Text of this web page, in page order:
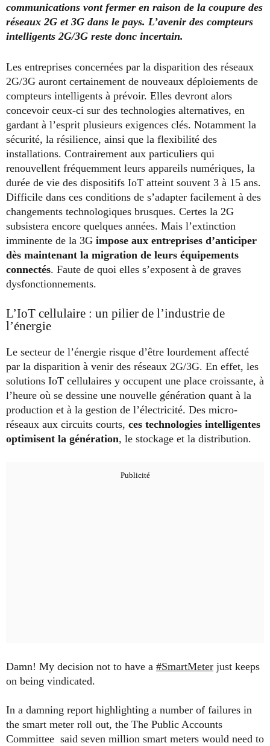
communications vont fermer en raison de la coupure des
réseaux 2G et 3G dans le pays. L’avenir des compteurs
intelligents 2G/3G reste donc incertain.
Les entreprises concernées par la disparition des réseaux
2G/3G auront certainement de nouveaux déploiements de
compteurs intelligents à prévoir. Elles devront alors
concevoir ceux-ci sur des technologies alternatives, en
gardant à l’esprit plusieurs exigences clés. Notamment la
sécurité, la résilience, ainsi que la flexibilité des
installations. Contrairement aux particuliers qui
renouvellent fréquemment leurs appareils numériques, la
durée de vie des dispositifs IoT atteint souvent 3 à 15 ans.
Difficile dans ces conditions de s’adapter facilement à des
changements technologiques brusques. Certes la 2G
subsistera encore quelques années. Mais l’extinction
imminente de la 3G impose aux entreprises d’anticiper
dès maintenant la migration de leurs équipements
connectés. Faute de quoi elles s’exposent à de graves
dysfonctionnements.
L’IoT cellulaire : un pilier de l’industrie de
l’énergie
Le secteur de l’énergie risque d’être lourdement affecté
par la disparition à venir des réseaux 2G/3G. En effet, les
solutions IoT cellulaires y occupent une place croissante, à
l’heure où se dessine une nouvelle génération quant à la
production et à la gestion de l’électricité. Des micro-
réseaux aux circuits courts, ces technologies intelligentes
optimisent la génération, le stockage et la distribution.
Damn! My decision not to have a #SmartMeter just keeps
on being vindicated.
In a damning report highlighting a number of failures in
the smart meter roll out, the The Public Accounts
Committee said seven million smart meters would need to